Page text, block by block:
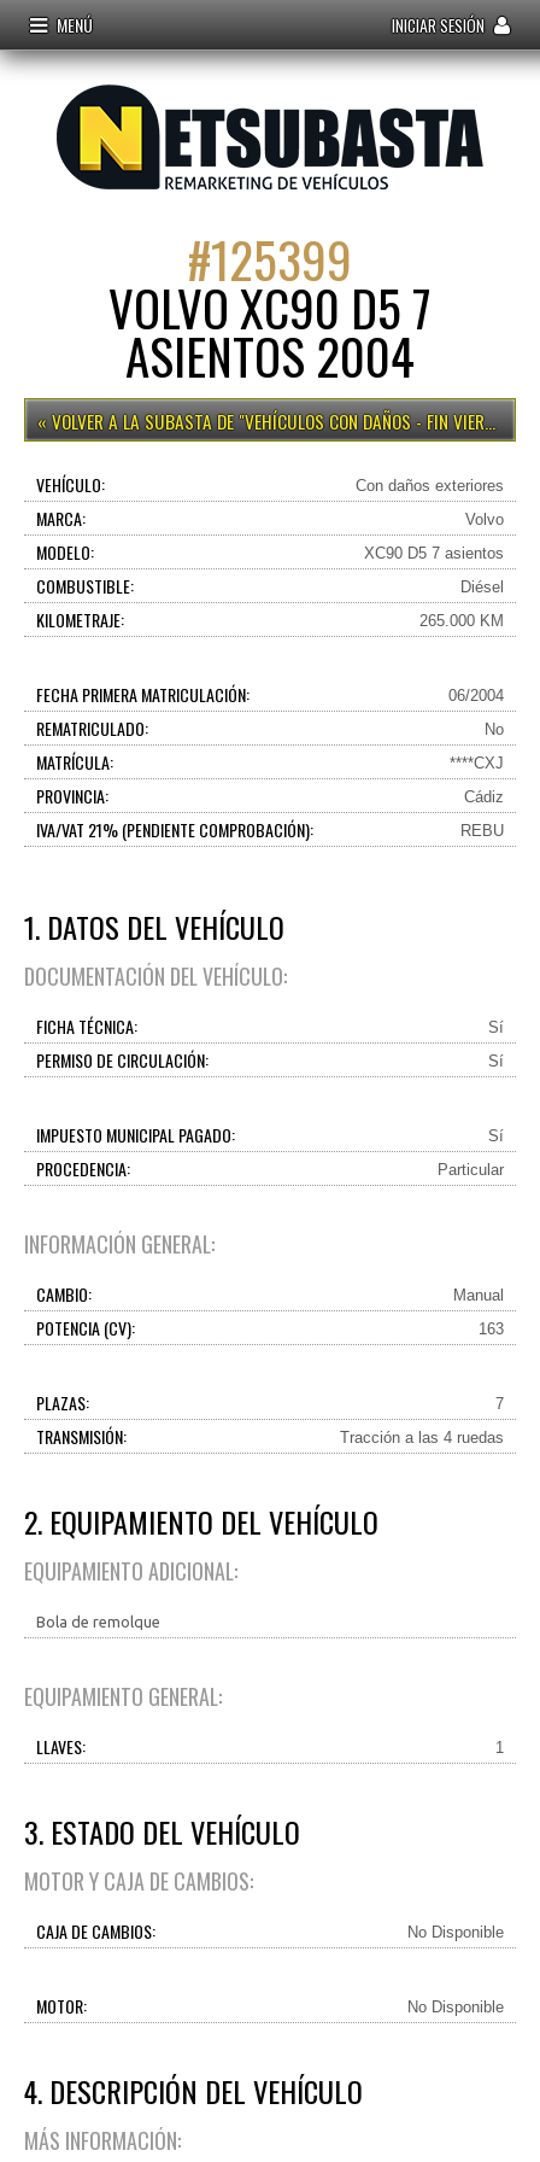
MENÚ INICIAR SESIÓN
#125399
VOLVO XC90 D5 7
ASIENTOS 2004
VEHÍCULOS CON DAÑOS - FIN VIERNES 15H
VEHÍCULO: Con daños exteriores
MARCA: Volvo
MODELO: XC90 D5 7 asientos
COMBUSTIBLE: Diésel
KILOMETRAJE: 265.000 KM
FECHA PRIMERA MATRICULACIÓN: 06/2004
REMATRICULADO: No
MATRÍCULA: ****CXJ
PROVINCIA: Cádiz
IVA/VAT 21% (PENDIENTE COMPROBACIÓN): REBU
1. DATOS DEL VEHÍCULO
DOCUMENTACIÓN DEL VEHÍCULO:
FICHA TÉCNICA: Sí
PERMISO DE CIRCULACIÓN: Sí
IMPUESTO MUNICIPAL PAGADO: Sí
PROCEDENCIA: Particular
INFORMACIÓN GENERAL:
CAMBIO: Manual
POTENCIA (CV): 163
PLAZAS: 7
TRANSMISIÓN: Tracción a las 4 ruedas
2. EQUIPAMIENTO DEL VEHÍCULO
EQUIPAMIENTO ADICIONAL:
Bola de remolque
EQUIPAMIENTO GENERAL:
LLAVES: 1
3. ESTADO DEL VEHÍCULO
MOTOR Y CAJA DE CAMBIOS:
CAJA DE CAMBIOS: No Disponible
MOTOR: No Disponible
4. DESCRIPCIÓN DEL VEHÍCULO
MÁS INFORMACIÓN: